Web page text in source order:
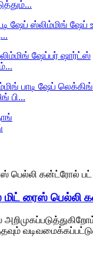
பி...
ரைஸ் பெல்லி